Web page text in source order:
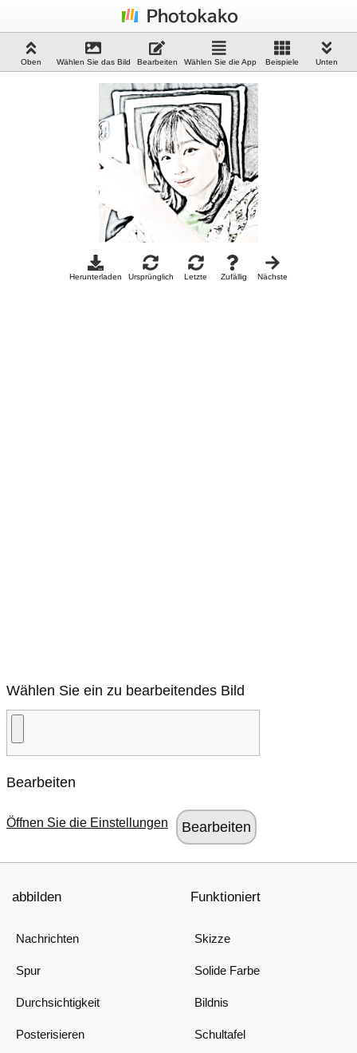
Oben Wählen Sie das Bild Bearbeiten Wählen Sie die App Beispiele Unten
Herunterladen Ursprünglich Letzte Zufällig Nächste
Wählen Sie ein zu bearbeitendes Bild
Bearbeiten
Öffnen Sie die Einstellungen
abbilden
Nachrichten
Spur
Durchsichtigkeit
Posterisieren
Funktioniert
Skizze
Solide Farbe
Bildnis
Schultafel